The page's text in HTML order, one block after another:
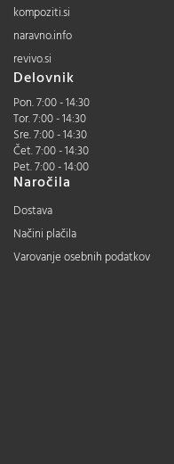
kompoziti.si
naravno.info
revivo.si
Delovnik
Pon. 7:00 - 14:30
Tor. 7:00 - 14:30
Sre. 7:00 - 14:30
Čet. 7:00 - 14:30
Pet. 7:00 - 14:00
Naročila
Dostava
Načini plačila
Varovanje osebnih podatkov